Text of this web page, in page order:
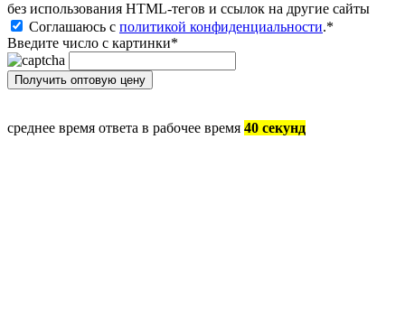
без иcпользования HTML-тегов и ссылок на другие сайты
Соглашаюсь с политикой конфиденциальности.*
Введите число с картинки*
среднее время ответа в рабочее время 40 секунд